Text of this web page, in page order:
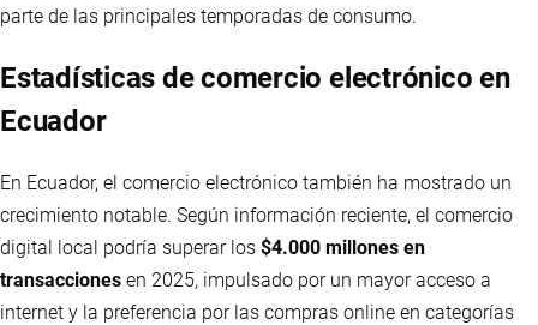
parte de las principales temporadas de consumo.
Estadísticas de comercio electrónico en
Ecuador
En Ecuador, el comercio electrónico también ha mostrado un
crecimiento notable. Según información reciente, el comercio
digital local podría superar los $4.000 millones en
transacciones en 2025, impulsado por un mayor acceso a
internet y la preferencia por las compras online en categorías